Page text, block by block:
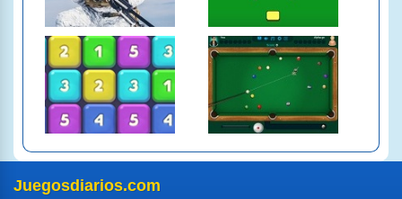
Juegosdiarios.com